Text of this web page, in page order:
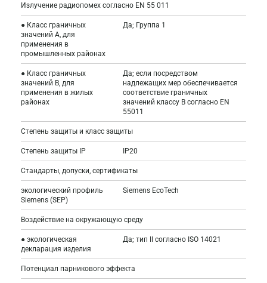
Излучение радиопомех согласно EN 55 011
● Класс граничных
значений A, для
применения в
промышленных районах
Да; Группа 1
● Класс граничных
значений B, для
применения в жилых
районах
Да; если посредством
надлежащих мер обеспечивается
соответствие граничных
значений классу B согласно EN
55011
Степень защиты и класс защиты
Степень защиты IP IP20
Стандарты, допуски, сертификаты
экологический профиль
Siemens (SEP)
Siemens EcoTech
Воздействие на окружающую среду
● экологическая
декларация изделия
Да; тип II согласно ISO 14021
Потенциал парникового эффекта